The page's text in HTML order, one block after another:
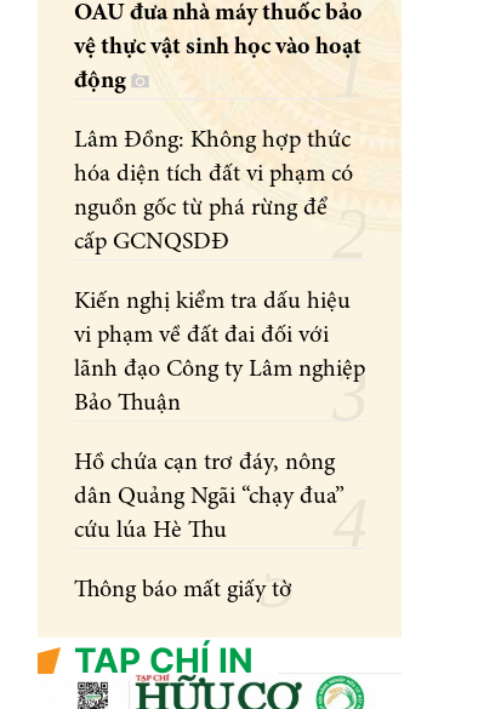
OAU đưa nhà máy thuốc bảo
vệ thực vật sinh học vào hoạt
động
Lâm Đồng: Không hợp thức
hóa diện tích đất vi phạm có
nguồn gốc từ phá rừng để
cấp GCNQSDĐ
Kiến nghị kiểm tra dấu hiệu
vi phạm về đất đai đối với
lãnh đạo Công ty Lâm nghiệp
Bảo Thuận
Hồ chứa cạn trơ đáy, nông
dân Quảng Ngãi “chạy đua”
cứu lúa Hè Thu
Thông báo mất giấy tờ
TẠP CHÍ IN